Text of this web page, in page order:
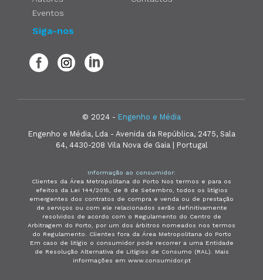
Eventos
Siga-nos
© 2024 - Engenho e Média
Engenho e Média, Lda - Avenida da República, 2475, Sala
64, 4430-208 Vila Nova de Gaia | Portugal
Informação ao consumidor:
Clientes da Área Metropolitana do Porto Nos termos e para os
efeitos da Lei 144/2015, de 8 de Setembro, todos os litígios
emergentes dos contratos de compra e venda ou de prestação
de serviços ou com ele relacionados serão definitivamente
resolvidos de acordo com o Regulamento do Centro de
Arbitragem do Porto, por um dos árbitros nomeados nos termos
do Regulamento. Clientes fora da Área Metropolitana do Porto
Em caso de litígio o consumidor pode recorrer a uma Entidade
de Resolução Alternativa de Litígios de Consumo (RAL). Mais
informações em www.consumidor.pt